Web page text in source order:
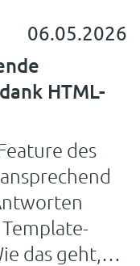
06.05.2026
HTML-
des
das geht,